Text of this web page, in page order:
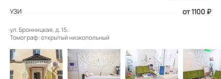
УЗИ от 1100 ₽
ул. Бронницкая, д. 15.
Томограф: открытый низкопольный